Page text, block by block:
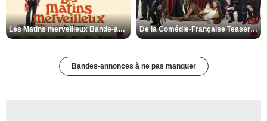
Les Matins merveilleux Bande-annonce VF De la Comédie-Française Teaser VF
Bandes-annonces à ne pas manquer